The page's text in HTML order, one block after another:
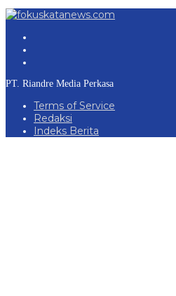
PT. Riandre Media Perkasa
Terms of Service
Redaksi
Indeks Berita